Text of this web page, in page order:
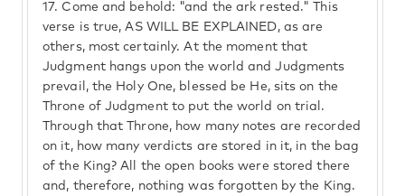
17. Come and behold: "and the ark rested." This
verse is true, AS WILL BE EXPLAINED, as are
others, most certainly. At the moment that
Judgment hangs upon the world and Judgments
prevail, the Holy One, blessed be He, sits on the
Throne of Judgment to put the world on trial.
Through that Throne, how many notes are recorded
on it, how many verdicts are stored in it, in the bag
of the King? All the open books were stored there
and, therefore, nothing was forgotten by the King.